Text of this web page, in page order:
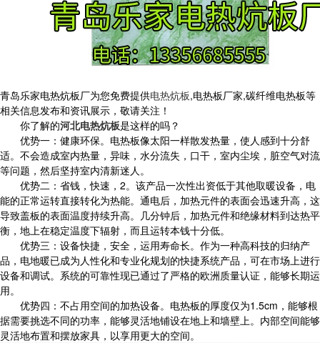
青岛乐家电热炕板厂为您免费提供电热炕板,电热板厂家,碳纤维电热板等
相关信息发布和资讯展示，敬请关注！
你了解的河北电热炕板是这样的吗？
优势一：健康环保。电热板像太阳一样散发热量，使人感到十分舒
适。不会造成室内热量，异味，水分流失，口干，室内尘埃，脏空气对流
等问题，然后坚持室内清新迷人。
优势二：省钱，快速，2。该产品一次性出资低于其他取暖设备，电
能的正常运转直接转化为热能。通电后，加热元件的表面会迅速升高，这
导致盖板的表面温度持续升高。几分钟后，加热元件和绝缘材料到达热平
衡，地上在稳定温度下辐射，而且运转本钱十分低。
优势三：设备快捷，安全，运用寿命长。作为一种高科技的归纳产
品，电地暖已成为人性化和专业化规划的快捷系统产品，可在市场上进行
设备和调试。系统的可靠性现已通过了严格的欧洲质量认证，能够长期运
用。
优势四：不占用空间的加热设备。电热板的厚度仅为1.5cm，能够根
据需要挑选不同的功率，能够灵活地铺设在地上和墙壁上。内部空间能够
灵活地布置和摆放家具，以享用更大的空间。